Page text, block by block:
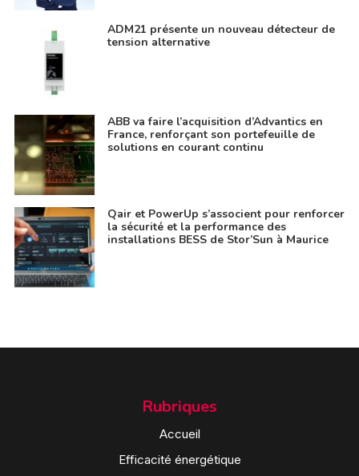
ADM21 présente un nouveau détecteur de
tension alternative
ABB va faire l’acquisition d’Advantics en
France, renforçant son portefeuille de
solutions en courant continu
Qair et PowerUp s’associent pour renforcer
la sécurité et la performance des
installations BESS de Stor’Sun à Maurice
Rubriques
Accueil
Efficacité énergétique